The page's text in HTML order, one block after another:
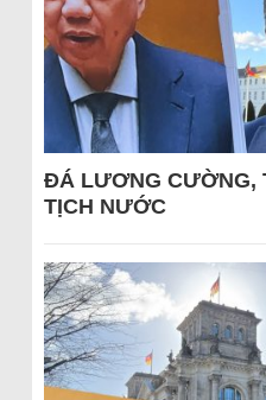
ĐÁ LƯƠNG CƯỜNG,
TỊCH NƯỚC